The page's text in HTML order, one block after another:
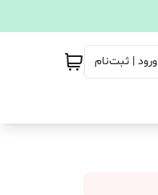
ورود | ثبت‌نام